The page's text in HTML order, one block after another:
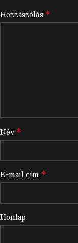
Hozzászólás *
Név *
E-mail cím *
Honlap